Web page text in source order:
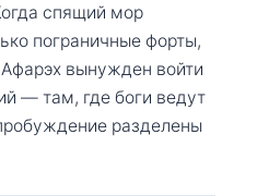
спящий мор
пограничные форты,
вынужден войти
— там, где боги ведут
разделены